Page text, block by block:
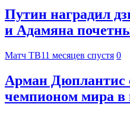
Путин наградил
и Адамяна
Матч ТВ11 месяцев спустя 0
Арман Дюплантис
чемпионом мира